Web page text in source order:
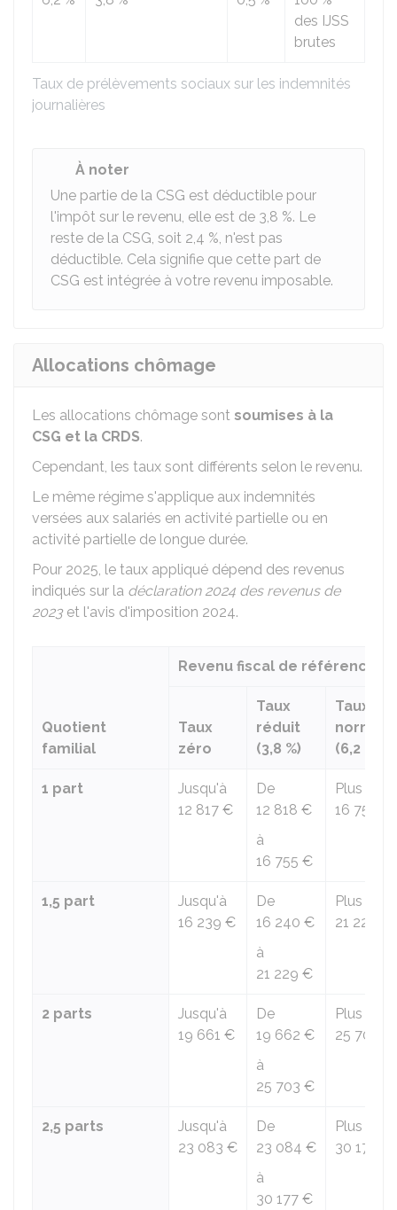
Taux de prélèvements sociaux sur les indemnités
journalières
des IJSS
brutes
À noter
Une partie de la CSG est déductible pour
l'impôt sur le revenu, elle est de 3,8 %. Le
reste de la CSG, soit 2,4 %, n'est pas
déductible. Cela signifie que cette part de
CSG est intégrée à votre revenu imposable.
Allocations chômage
Les allocations chômage sont soumises à la
CSG et la CRDS.
Cependant, les taux sont différents selon le revenu.
Le même régime s'applique aux indemnités
versées aux salariés en activité partielle ou en
activité partielle de longue durée.
Pour 2025, le taux appliqué dépend des revenus
indiqués sur la déclaration 2024 des revenus de
2023 et l'avis d'imposition 2024.
Quotient
familial
Revenu fiscal de référence
Taux
zéro
Taux
réduit
(3,8 %)
Taux
normal
(6,2 %
1 part
Jusqu'à
12 817 €
De
12 818 €
à
16 755 €
Plus de
16 755 €
1,5 part
Jusqu'à
16 239 €
De
16 240 €
à
21 229 €
Plus de
21 229 €
2 parts
Jusqu'à
19 661 €
De
19 662 €
à
25 703 €
Plus de
25 703 €
2,5 parts
Jusqu'à
23 083 €
De
23 084 €
à
30 177 €
Plus de
30 177 €